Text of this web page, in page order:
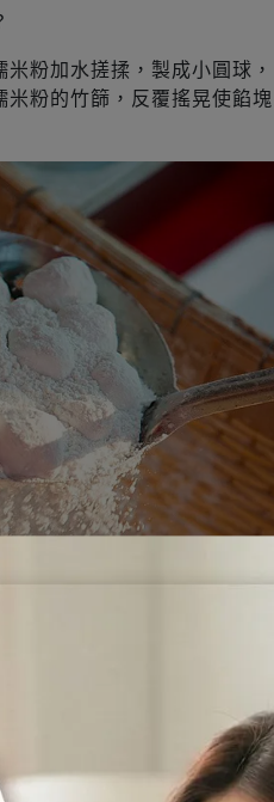
粉加水搓揉，製成小圓球，
粉的竹篩，反覆搖晃使餡塊